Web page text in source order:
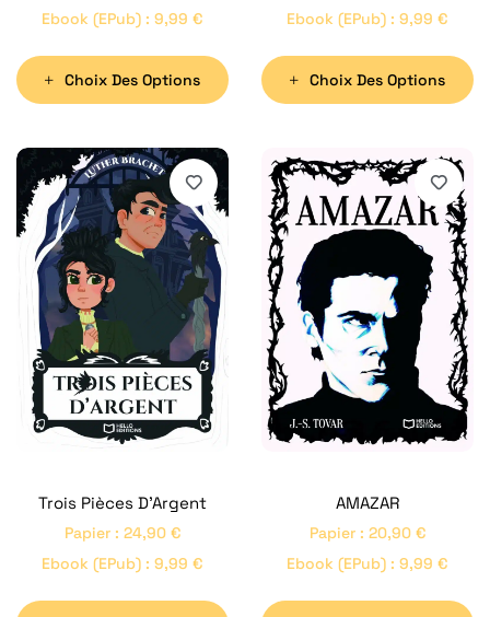
Ebook (ePub) : 9,99 €
Choix Des Options
Ebook (ePub) : 9,99 €
Choix Des Options
Trois Pièces D’Argent
Papier: 24,90 €
Ebook (ePub) : 9,99 €
AMAZAR
Papier: 20,90 €
Ebook (ePub) : 9,99 €